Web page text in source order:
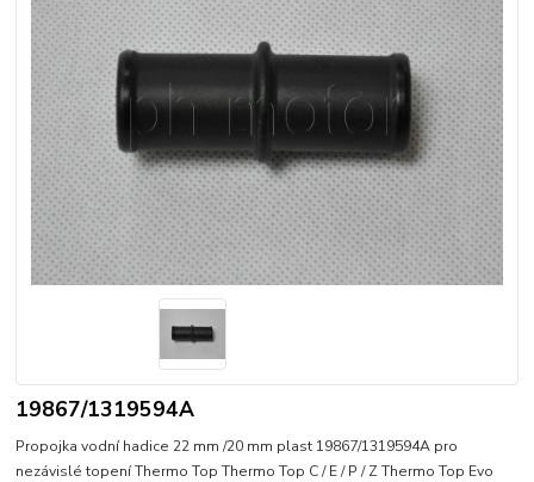
19867/1319594A
Propojka vodní hadice 22 mm /20 mm plast 19867/1319594A pro
nezávislé topení Thermo Top Thermo Top C / E / P / Z Thermo Top Evo